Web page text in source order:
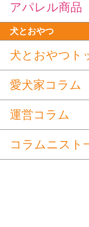
アパレル商品
犬とおやつ
犬とおやつト
愛犬家コラム
運営コラム
コラムニスト